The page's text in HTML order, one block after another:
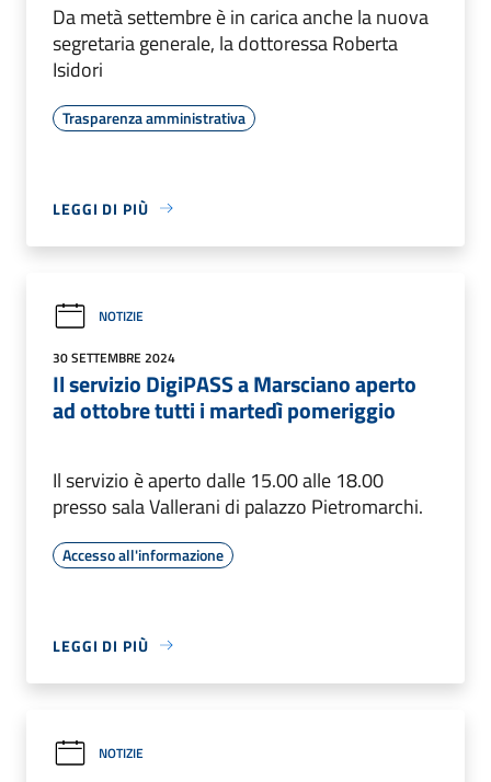
Da metà settembre è in carica anche la nuova
segretaria generale, la dottoressa Roberta
Isidori
Trasparenza amministrativa
LEGGI DI PIÙ
NOTIZIE
30 SETTEMBRE 2024
Il servizio DigiPASS a Marsciano aperto
ad ottobre tutti i martedì pomeriggio
Il servizio è aperto dalle 15.00 alle 18.00
presso sala Vallerani di palazzo Pietromarchi.
Accesso all'informazione
LEGGI DI PIÙ
NOTIZIE